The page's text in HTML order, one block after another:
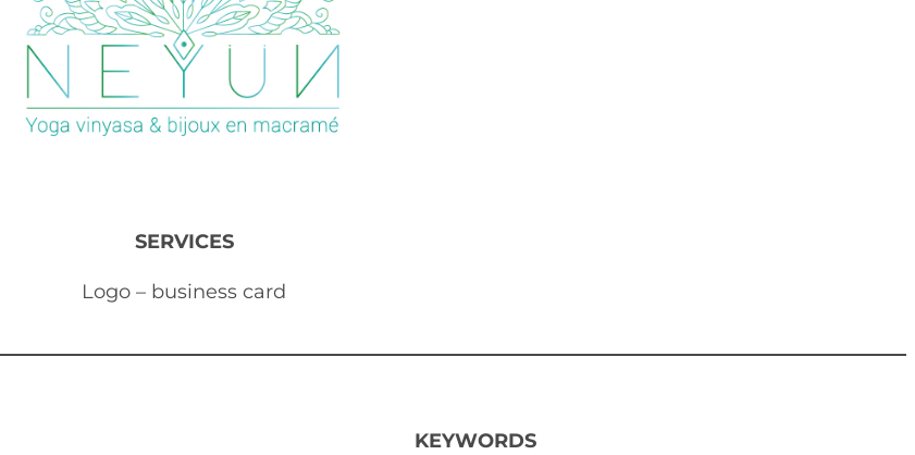
SERVICES
Logo – business card
KEYWORDS